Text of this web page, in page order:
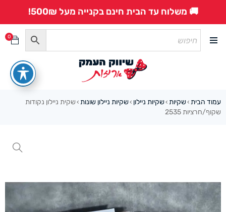
🚚 משלוח עד הבית חינם בקנייה מעל 500₪!
0
עמוד הבית ›שקיות ›שקיות ניילון ›שקיות ניילון שונות › שקית ניילון נקודות
שקוף/חרציות 2535